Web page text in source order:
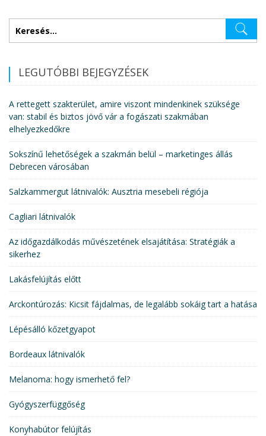
LEGUTÓBBI BEJEGYZÉSEK
A rettegett szakterület, amire viszont mindenkinek szüksége
van: stabil és biztos jövő vár a fogászati szakmában
elhelyezkedőkre
Sokszínű lehetőségek a szakmán belül – marketinges állás
Debrecen városában
Salzkammergut látnivalók: Ausztria mesebeli régiója
Cagliari látnivalók
Az időgazdálkodás művészetének elsajátítása: Stratégiák a
sikerhez
Lakásfelújítás előtt
Arckontúrozás: Kicsit fájdalmas, de legalább sokáig tart a hatása
Lépésálló kőzetgyapot
Bordeaux látnivalók
Melanoma: hogy ismerhető fel?
Gyógyszerfüggőség
Konyhabútor felújítás